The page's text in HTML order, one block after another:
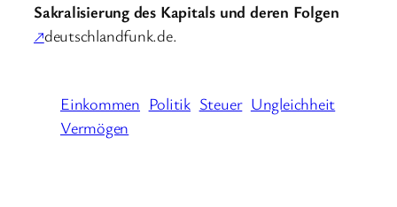
Sakralisierung des Kapitals und deren Folgen
↗deutschlandfunk.de.
Einkommen Politik Steuer Ungleichheit
Vermögen